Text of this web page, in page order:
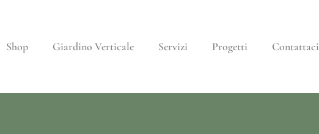
Shop Giardino Verticale Servizi Progetti Contattaci